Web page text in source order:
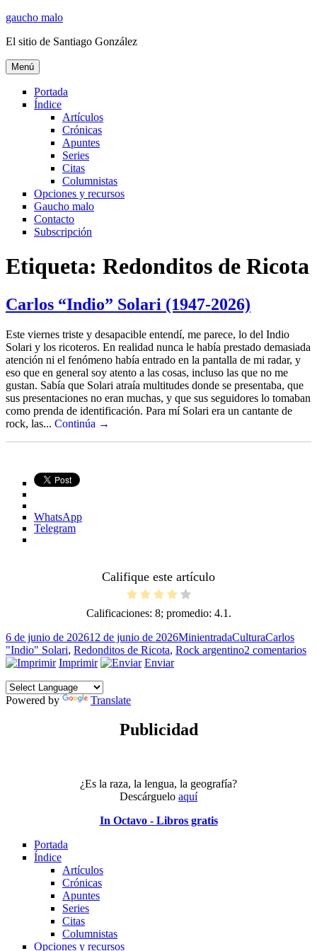
Ir
contenido
gaucho malo
El sitio de Santiago González
Menú
Portada
Índice
Artículos
Crónicas
Apuntes
Series
Citas
Columnistas
Opciones y recursos
Gaucho malo
Contacto
Subscripción
Etiqueta: Redonditos de Ricota
Carlos “Indio” Solari (1947-2026)
Este viernes triste y desapacible entendí, me parece, lo del Indio
Solari y los ricoteros. En realidad nunca le había prestado demasiada
atención ni el fenómeno había entrado en la pantalla de mi radar, y
eso que en general soy atento a las cosas, incluso las que no me
gustan. Sabía que Solari atraía multitudes donde se presentaba, que
sus presentaciones no eran muchas, y que sus seguidores lo tomaban
como prenda de identificación. Para mí Solari era un cantante de
rock, las... Continúa →
WhatsApp
Telegram
Califique este artículo
Calificaciones: 8; promedio: 4.1 .
Publicado
el
6 de junio de 202612 de junio de 2026Formato
MinientradaCategorías
CulturaEtiquetas
Carlos
"Indio" Solari, Redonditos de Ricota, Rock argentino2 comentariosen
Imprimir Enviar
Powered by Translate
Publicidad
¿Es la raza, la lengua, la geografía?
Descárguelo aquí
In Octavo - Libros gratis
Portada
Índice
Artículos
Crónicas
Apuntes
Series
Citas
Columnistas
Opciones y recursos